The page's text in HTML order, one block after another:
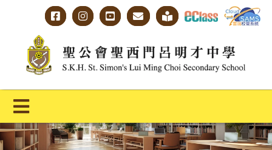
content
Toggle
Navigation
主頁